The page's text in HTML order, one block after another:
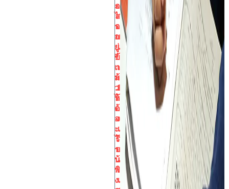
ะ
ไ
ร
อ
ยู่
?
แ
ล้
ว
ไ
ด้
อ
ะ
ไ
ร
บ้
า
ง
อ
ส
อ
บ
เ
ข้
า
ม
.1
ห้
อ
ง
เ
รี
ย
น
พิ
เ